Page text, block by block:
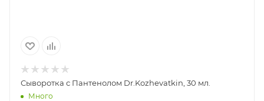
Сыворотка с Пантенолом Dr.Kozhevatkin, 30 мл.
Много